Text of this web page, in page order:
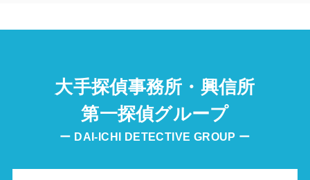
大手探偵事務所・興信所
第一探偵グループ
ー DAI-ICHI DETECTIVE GROUP ー